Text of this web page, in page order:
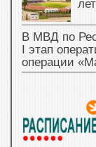
В МВД по
I этап
операции